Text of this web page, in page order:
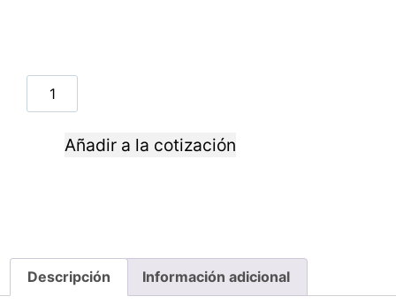
Añadir a la cotización
Descripción Información adicional